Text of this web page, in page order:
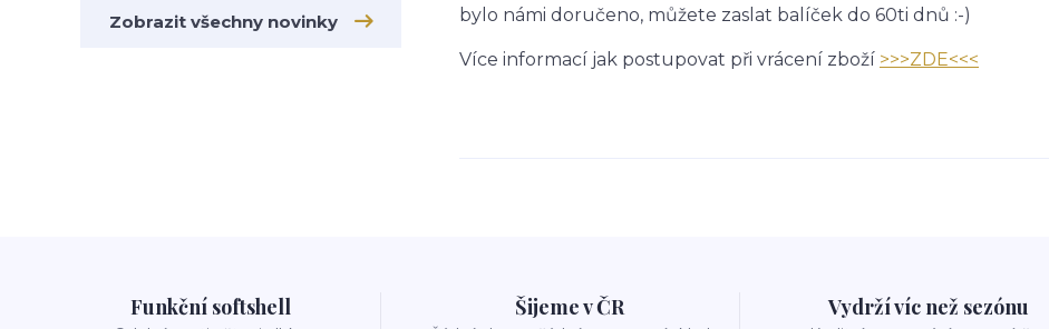
Zobrazit všechny novinky
bylo námi doručeno, můžete zaslat balíček do 60ti dnů :-)
Více informací jak postupovat při vrácení zboží >>>ZDE<<<
Funkční softshell Šijeme v ČR Vydrží víc než sezónu